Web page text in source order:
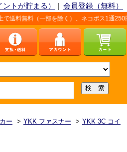
トが貯まる） | 会員登録（無料）
無料（一部を除く）、ネコポス1通250円（
ー > YKK ファスナー > YKK 3C コイ